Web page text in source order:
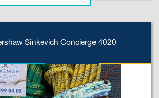
Sinkevich Concierge 4020